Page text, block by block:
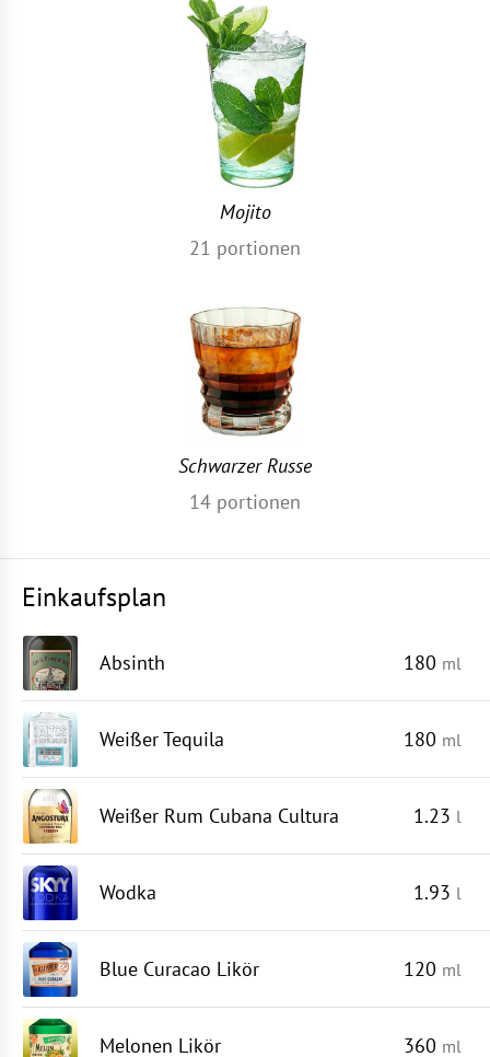
Mojito
21 portionen
Schwarzer Russe
14 portionen
Einkaufsplan
Absinth 180 ml
Weißer Tequila 180 ml
Weißer Rum Cubana Cultura 1.23 l
Wodka 1.93 l
Blue Curacao Likör 120 ml
Melonen Likör 360 ml